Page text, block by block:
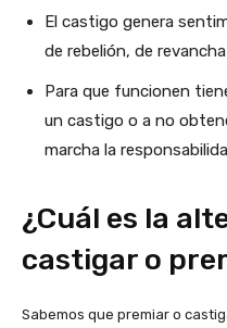
El castigo genera
de rebelión, de
Para que funcionen
un castigo o a no
marcha la
¿Cuál es la
castigar o
Sabemos que premiar o